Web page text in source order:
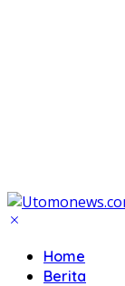
Home
Berita